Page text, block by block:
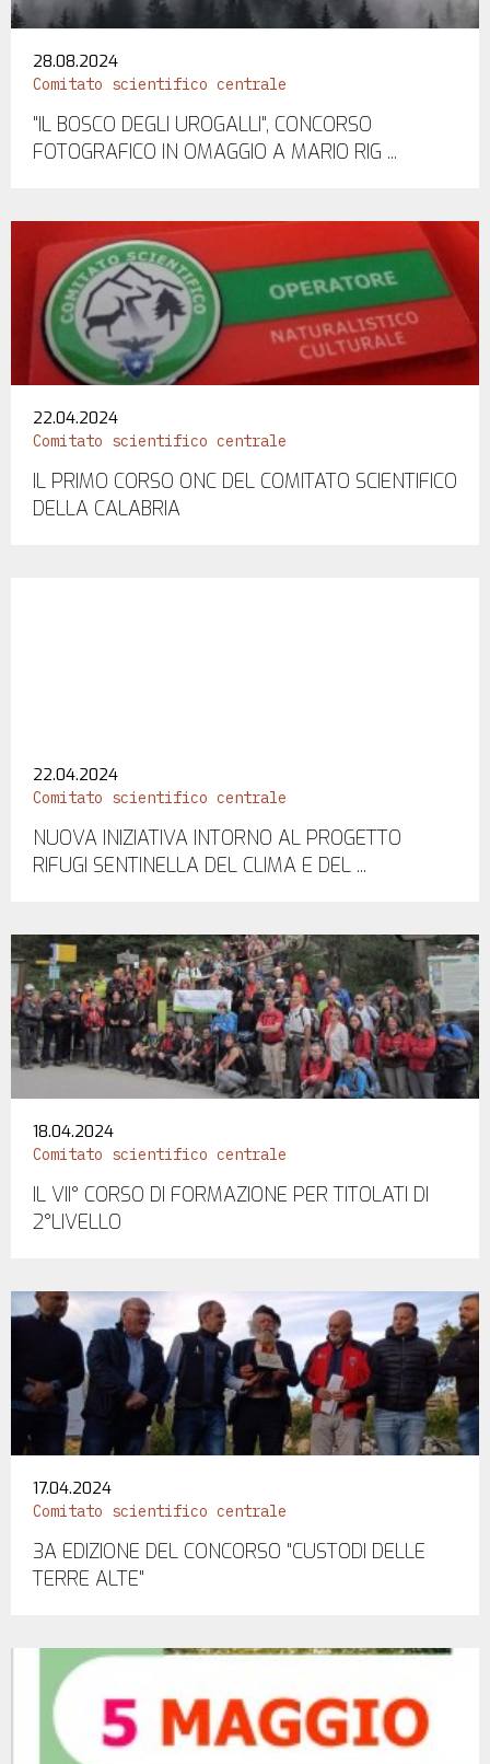
28.08.2024
Comitato scientifico centrale
"IL BOSCO DEGLI UROGALLI", CONCORSO
FOTOGRAFICO IN OMAGGIO A MARIO RIG ...
22.04.2024
Comitato scientifico centrale
IL PRIMO CORSO ONC DEL COMITATO SCIENTIFICO
DELLA CALABRIA
22.04.2024
Comitato scientifico centrale
NUOVA INIZIATIVA INTORNO AL PROGETTO
RIFUGI SENTINELLA DEL CLIMA E DEL ...
18.04.2024
Comitato scientifico centrale
IL VII° CORSO DI FORMAZIONE PER TITOLATI DI
2°LIVELLO
17.04.2024
Comitato scientifico centrale
3A EDIZIONE DEL CONCORSO "CUSTODI DELLE
TERRE ALTE"